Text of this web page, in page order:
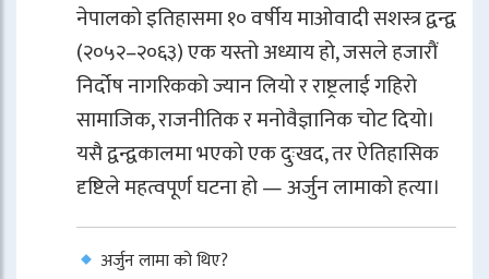
नेपालको इतिहासमा १० वर्षीय माओवादी सशस्त्र द्वन्द्व
(२०५२–२०६३) एक यस्तो अध्याय हो, जसले हजारौं
निर्दोष नागरिकको ज्यान लियो र राष्ट्रलाई गहिरो
सामाजिक, राजनीतिक र मनोवैज्ञानिक चोट दियो।
यसै द्वन्द्वकालमा भएको एक दुःखद, तर ऐतिहासिक
दृष्टिले महत्वपूर्ण घटना हो — अर्जुन लामाको हत्या।
अर्जुन लामा को थिए?